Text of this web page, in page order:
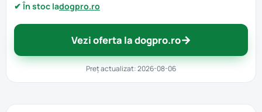
✔ În stoc ladogpro.ro
Vezi oferta la dogpro.ro→
Preț actualizat: 2026-08-06